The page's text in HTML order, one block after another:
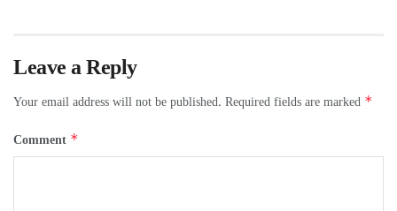
Leave a Reply
Your email address will not be published. Required fields are marked *
Comment *